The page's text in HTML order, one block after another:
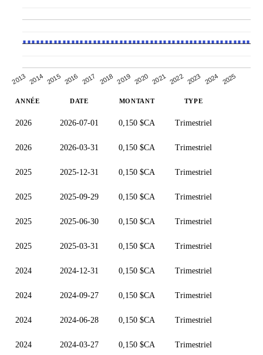
2013 2014 2015 2016 2017 2018 2019 2020 2021 2022 2023 2024 2025
ANNÉE DATE MONTANT TYPE
2026 2026-07-01 0,150 $CA Trimestriel
2026 2026-03-31 0,150 $CA Trimestriel
2025 2025-12-31 0,150 $CA Trimestriel
2025 2025-09-29 0,150 $CA Trimestriel
2025 2025-06-30 0,150 $CA Trimestriel
2025 2025-03-31 0,150 $CA Trimestriel
2024 2024-12-31 0,150 $CA Trimestriel
2024 2024-09-27 0,150 $CA Trimestriel
2024 2024-06-28 0,150 $CA Trimestriel
2024 2024-03-27 0,150 $CA Trimestriel